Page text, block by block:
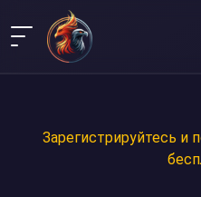
Зарегистрируйтесь и